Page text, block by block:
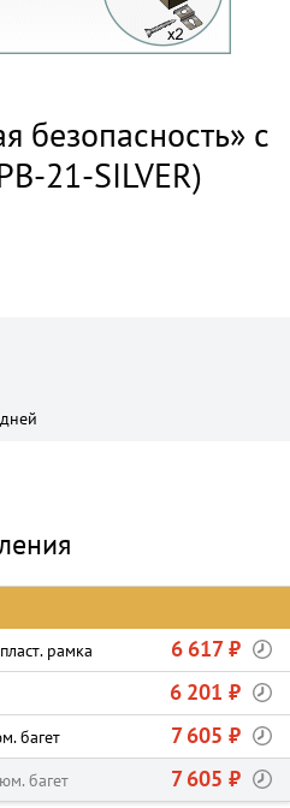
безопасность» с
21-SILVER)
рамка 6 617 ₽
6 201 ₽
багет 7 605 ₽
багет 7 605 ₽